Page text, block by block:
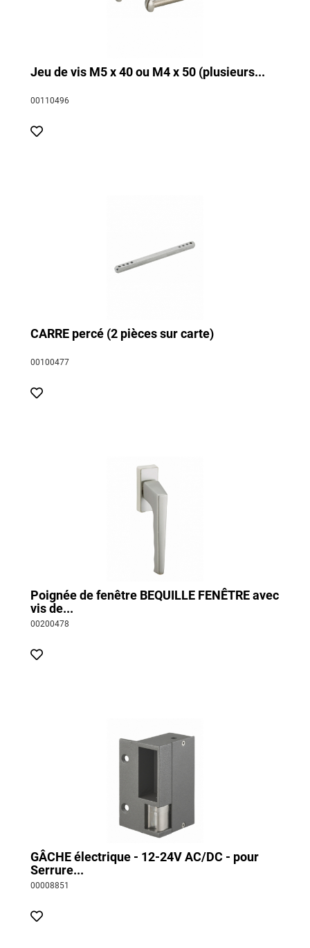
Jeu de vis M5 x 40 ou M4 x 50 (plusieurs...
00110496
CARRE percé (2 pièces sur carte)
00100477
Poignée de fenêtre BEQUILLE FENÊTRE avec
vis de...
00200478
GÂCHE électrique - 12-24V AC/DC - pour
Serrure...
00008851